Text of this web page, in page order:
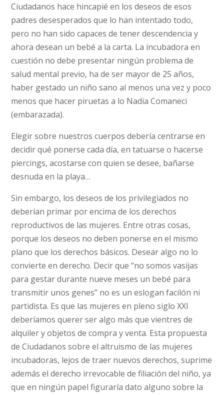
Ciudadanos hace hincapié en los deseos de esos
padres desesperados que lo han intentado todo,
pero no han sido capaces de tener descendencia y
ahora desean un bebé a la carta. La incubadora en
cuestión no debe presentar ningún problema de
salud mental previo, ha de ser mayor de 25 años,
haber gestado un niño sano al menos una vez y poco
menos que hacer piruetas a lo Nadia Comaneci
(embarazada).
Elegir sobre nuestros cuerpos debería centrarse en
decidir qué ponerse cada día, en tatuarse o hacerse
piercings, acostarse con quien se desee, bañarse
desnuda en la playa…
Sin embargo, los deseos de los privilegiados no
deberían primar por encima de los derechos
reproductivos de las mujeres. Entre otras cosas,
porque los deseos no deben ponerse en el mismo
plano que los derechos básicos. Desear algo no lo
convierte en derecho. Decir que “no somos vasijas
para gestar durante nueve meses un bebé para
transmitir unos genes” no es un eslogan facilón ni
partidista. Es que las mujeres en pleno siglo XXI
deberíamos querer ser algo más que vientres de
alquiler y objetos de compra y venta. Esta propuesta
de Ciudadanos sobre el altruismo de las mujeres
incubadoras, lejos de traer nuevos derechos, suprime
además el derecho irrevocable de filiación del niño, ya
que en ningún papel figuraría dato alguno sobre la